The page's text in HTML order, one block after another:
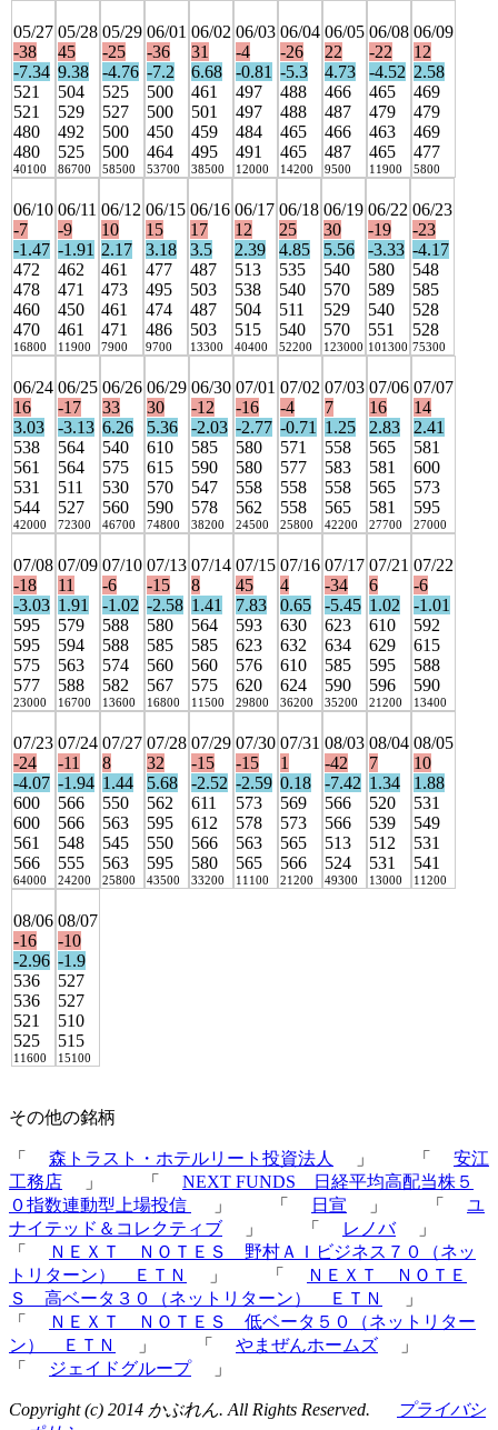
05/27
-38
-7.34
521
521
480
480
40100
05/28
45
9.38
504
529
492
525
86700
05/29
-25
-4.76
525
527
500
500
58500
06/01
-36
-7.2
500
500
450
464
53700
06/02
31
6.68
461
501
459
495
38500
06/03
-4
-0.81
497
497
484
491
12000
06/04
-26
-5.3
488
488
465
465
14200
06/05
22
4.73
466
487
466
487
9500
06/08
-22
-4.52
465
479
463
465
11900
06/09
12
2.58
469
479
469
477
5800
06/10
-7
-1.47
472
478
460
470
16800
06/11
-9
-1.91
462
471
450
461
11900
06/12
10
2.17
461
473
461
471
7900
06/15
15
3.18
477
495
474
486
9700
06/16
17
3.5
487
503
487
503
13300
06/17
12
2.39
513
538
504
515
40400
06/18
25
4.85
535
540
511
540
52200
06/19
30
5.56
540
570
529
570
123000
06/22
-19
-3.33
580
589
540
551
101300
06/23
-23
-4.17
548
585
528
528
75300
06/24
16
3.03
538
561
531
544
42000
06/25
-17
-3.13
564
564
511
527
72300
06/26
33
6.26
540
575
530
560
46700
06/29
30
5.36
610
615
570
590
74800
06/30
-12
-2.03
585
590
547
578
38200
07/01
-16
-2.77
580
580
558
562
24500
07/02
-4
-0.71
571
577
558
558
25800
07/03
7
1.25
558
583
558
565
42200
07/06
16
2.83
565
581
565
581
27700
07/07
14
2.41
581
600
573
595
27000
07/08
-18
-3.03
595
595
575
577
23000
07/09
11
1.91
579
594
563
588
16700
07/10
-6
-1.02
588
588
574
582
13600
07/13
-15
-2.58
580
585
560
567
16800
07/14
8
1.41
564
585
560
575
11500
07/15
45
7.83
593
623
576
620
29800
07/16
4
0.65
630
632
610
624
36200
07/17
-34
-5.45
623
634
585
590
35200
07/21
6
1.02
610
629
595
596
21200
07/22
-6
-1.01
592
615
588
590
13400
07/23
-24
-4.07
600
600
561
566
64000
07/24
-11
-1.94
566
566
548
555
24200
07/27
8
1.44
550
563
545
563
25800
07/28
32
5.68
562
595
550
595
43500
07/29
-15
-2.52
611
612
566
580
33200
07/30
-15
-2.59
573
578
563
565
11100
07/31
1
0.18
569
573
565
566
21200
08/03
-42
-7.42
566
566
513
524
49300
08/04
7
1.34
520
539
512
531
13000
08/05
10
1.88
531
549
531
541
11200
08/06
-16
-2.96
536
536
521
525
11600
08/07
-10
-1.9
527
527
510
515
15100
その他の銘柄
「 森トラスト・ホテルリート投資法人 」 「
安江
工務店
」 「
NEXT FUNDS 日経平均高配当株５
０指数連動型上場投信
」 「 日宣 」 「
ユ
ナイテッド＆コレクティブ
」 「 レノバ
」
「
ＮＥＸＴ ＮＯＴＥＳ 野村ＡＩビジネス７０（ネッ
トリターン） ＥＴＮ
」 「
ＮＥＸＴ ＮＯＴＥ
Ｓ 高ベータ３０（ネットリターン） ＥＴＮ
」
「
ＮＥＸＴ ＮＯＴＥＳ 低ベータ５０（ネットリター
ン） ＥＴＮ
」 「 やまぜんホームズ
」
「
ジェイドグループ 」
Copyright (c) 2014 かぶれん. All Rights Reserved.
プライバシ